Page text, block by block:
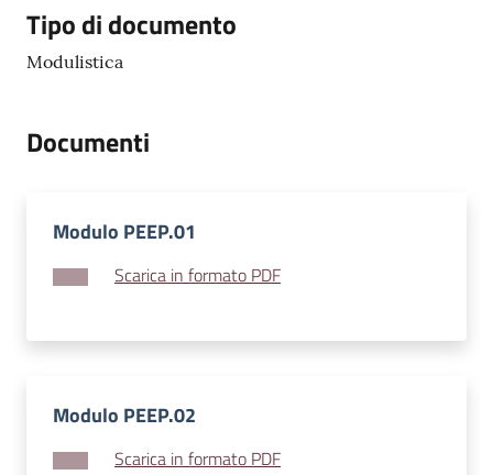
o
l
Tutti
argomenti...
Seguici
Tipo di documento
Modulistica
Documenti
Modulo PEEP.01
Scarica in formato PDF
Modulo PEEP.02
Scarica in formato PDF